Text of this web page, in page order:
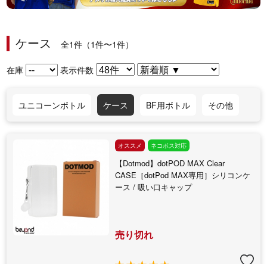
ケース 全1件（1件〜1件）
在庫 表示件数
ユニコーンボトル ケース BF用ボトル その他
オススメ ネコポス対応
【Dotmod】dotPOD MAX Clear
CASE［dotPod MAX専用］シリコンケ
ース / 吸い口キャップ
売り切れ